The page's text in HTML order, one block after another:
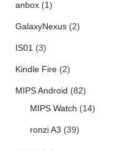
anbox(1)
GalaxyNexus(2)
IS01(3)
Kindle Fire(2)
MIPS Android (82)
MIPS Watch (14)
ronzi A3 (39)